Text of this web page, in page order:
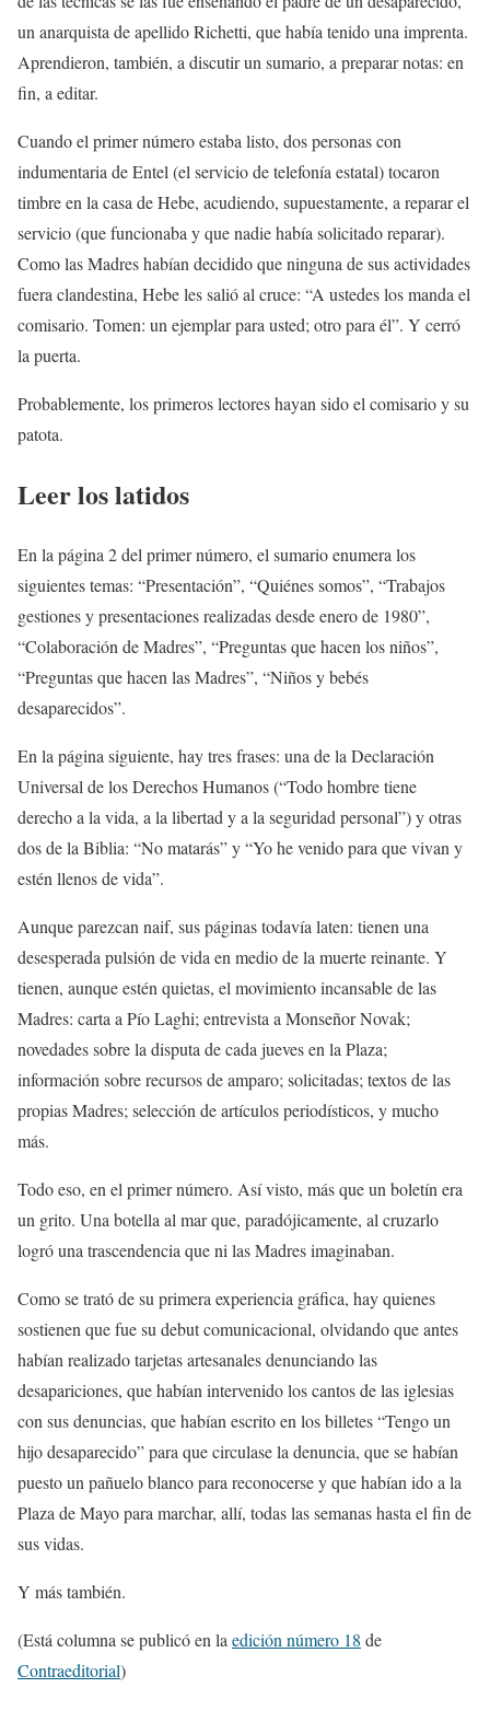
un anarquista de apellido Richetti, que había tenido una imprenta.
Aprendieron, también, a discutir un sumario, a preparar notas: en
fin, a editar.
Cuando el primer número estaba listo, dos personas con
indumentaria de Entel (el servicio de telefonía estatal) tocaron
timbre en la casa de Hebe, acudiendo, supuestamente, a reparar el
servicio (que funcionaba y que nadie había solicitado reparar).
Como las Madres habían decidido que ninguna de sus actividades
fuera clandestina, Hebe les salió al cruce: “A ustedes los manda el
comisario. Tomen: un ejemplar para usted; otro para él”. Y cerró
la puerta.
Probablemente, los primeros lectores hayan sido el comisario y su
patota.
Leer los latidos
En la página 2 del primer número, el sumario enumera los
siguientes temas: “Presentación”, “Quiénes somos”, “Trabajos
gestiones y presentaciones realizadas desde enero de 1980”,
“Colaboración de Madres”, “Preguntas que hacen los niños”,
“Preguntas que hacen las Madres”, “Niños y bebés
desaparecidos”.
En la página siguiente, hay tres frases: una de la Declaración
Universal de los Derechos Humanos (“Todo hombre tiene
derecho a la vida, a la libertad y a la seguridad personal”) y otras
dos de la Biblia: “No matarás” y “Yo he venido para que vivan y
estén llenos de vida”.
Aunque parezcan naif, sus páginas todavía laten: tienen una
desesperada pulsión de vida en medio de la muerte reinante. Y
tienen, aunque estén quietas, el movimiento incansable de las
Madres: carta a Pío Laghi; entrevista a Monseñor Novak;
novedades sobre la disputa de cada jueves en la Plaza;
información sobre recursos de amparo; solicitadas; textos de las
propias Madres; selección de artículos periodísticos, y mucho
más.
Todo eso, en el primer número. Así visto, más que un boletín era
un grito. Una botella al mar que, paradójicamente, al cruzarlo
logró una trascendencia que ni las Madres imaginaban.
Como se trató de su primera experiencia gráfica, hay quienes
sostienen que fue su debut comunicacional, olvidando que antes
habían realizado tarjetas artesanales denunciando las
desapariciones, que habían intervenido los cantos de las iglesias
con sus denuncias, que habían escrito en los billetes “Tengo un
hijo desaparecido” para que circulase la denuncia, que se habían
puesto un pañuelo blanco para reconocerse y que habían ido a la
Plaza de Mayo para marchar, allí, todas las semanas hasta el fin de
sus vidas.
Y más también.
(Está columna se publicó en laedición número 18 de
Contraeditorial)